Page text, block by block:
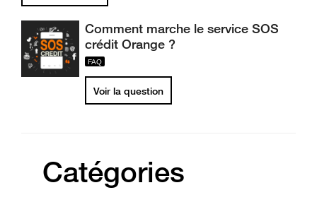
Comment marche le service SOS
crédit Orange ?
Voir la question
Catégories